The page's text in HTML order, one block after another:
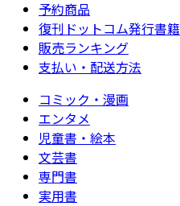
予約商品
復刊ドットコム発行書籍
販売ランキング
支払い・配送方法
コミック・漫画
エンタメ
児童書・絵本
文芸書
専門書
実用書